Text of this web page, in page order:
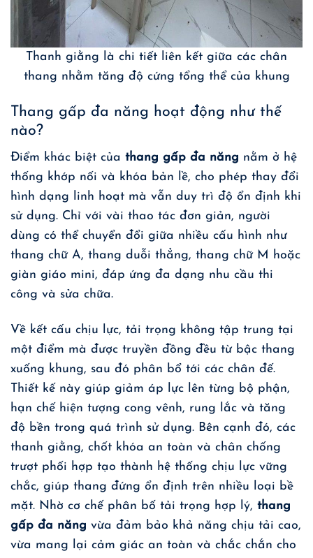
Thanh giằng là chi tiết liên kết giữa các chân
thang nhằm tăng độ cứng tổng thể của khung
Thang gấp đa năng hoạt động như thế
nào?
Điểm khác biệt của thang gấp đa năng nằm ở hệ
thống khớp nối và khóa bản lề, cho phép thay đổi
hình dạng linh hoạt mà vẫn duy trì độ ổn định khi
sử dụng. Chỉ với vài thao tác đơn giản, người
dùng có thể chuyển đổi giữa nhiều cấu hình như
thang chữ A, thang duỗi thẳng, thang chữ M hoặc
giàn giáo mini, đáp ứng đa dạng nhu cầu thi
công và sửa chữa.
Về kết cấu chịu lực, tải trọng không tập trung tại
một điểm mà được truyền đồng đều từ bậc thang
xuống khung, sau đó phân bổ tới các chân đế.
Thiết kế này giúp giảm áp lực lên từng bộ phận,
hạn chế hiện tượng cong vênh, rung lắc và tăng
độ bền trong quá trình sử dụng. Bên cạnh đó, các
thanh giằng, chốt khóa an toàn và chân chống
trượt phối hợp tạo thành hệ thống chịu lực vững
chắc, giúp thang đứng ổn định trên nhiều loại bề
mặt. Nhờ cơ chế phân bố tải trọng hợp lý, thang
gấp đa năng vừa đảm bảo khả năng chịu tải cao,
vừa mang lại cảm giác an toàn và chắc chắn cho